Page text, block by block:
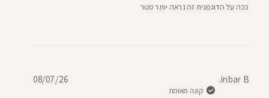
ככה על הדוגמנית זה נראה יותר סגור
inbar B.
קונה מאומת
תאריך08/07/26